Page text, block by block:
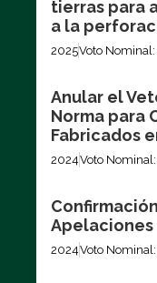
tierras para
a la
2025Voto Nominal:
Anular el
Norma para
Fabricados
2024Voto
Apelaciones
2024Voto